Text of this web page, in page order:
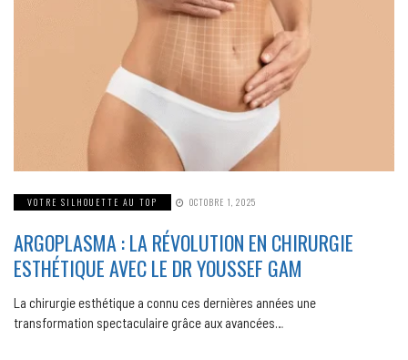
VOTRE SILHOUETTE AU TOP OCTOBRE 1, 2025
ARGOPLASMA : LA RÉVOLUTION EN CHIRURGIE
ESTHÉTIQUE AVEC LE DR YOUSSEF GAM
La chirurgie esthétique a connu ces dernières années une
transformation spectaculaire grâce aux avancées…